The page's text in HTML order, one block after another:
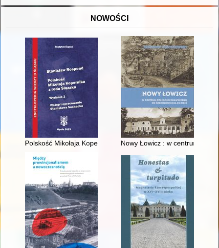
NOWOŚCI
Polskość Mikołaja Kopernika z rodu ŚlązakaNowy Łowicz : w centrum